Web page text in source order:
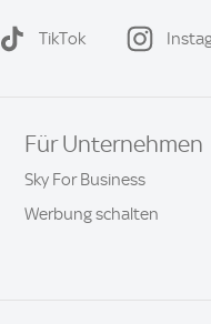
TikTok
Für Unternehmen
Sky For Business
Werbung schalten